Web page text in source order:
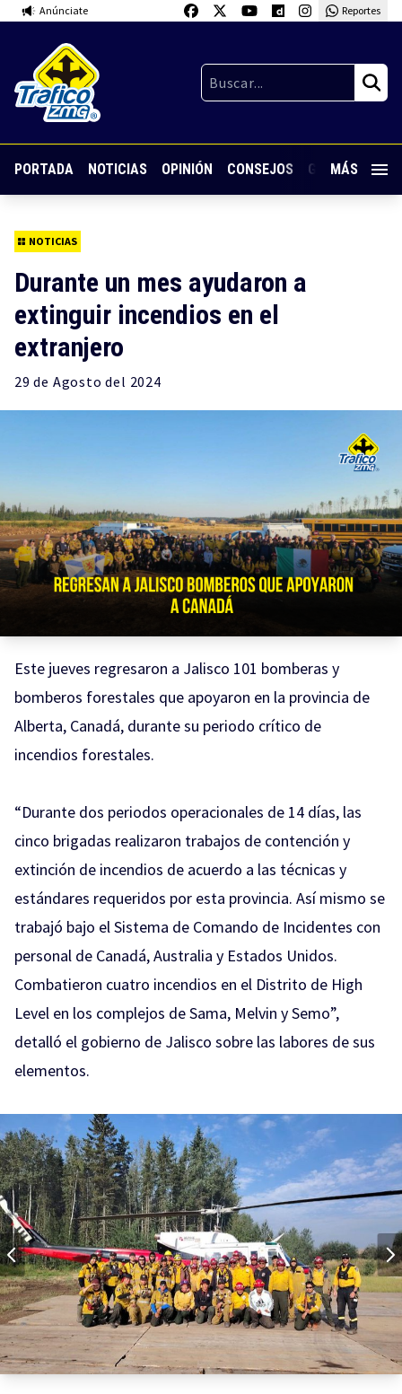
Anúnciate Reportes
PORTADA NOTICIAS OPINIÓN CONSEJOS GUARDIA
MÁS
NOTICIAS
Durante un mes ayudaron a
extinguir incendios en el
extranjero
29 de Agosto del 2024
Este jueves regresaron a Jalisco 101 bomberas y
bomberos forestales que apoyaron en la provincia de
Alberta, Canadá, durante su periodo crítico de
incendios forestales.
“Durante dos periodos operacionales de 14 días, las
cinco brigadas realizaron trabajos de contención y
extinción de incendios de acuerdo a las técnicas y
estándares requeridos por esta provincia. Así mismo se
trabajó bajo el Sistema de Comando de Incidentes con
personal de Canadá, Australia y Estados Unidos.
Combatieron cuatro incendios en el Distrito de High
Level en los complejos de Sama, Melvin y Semo”,
detalló el gobierno de Jalisco sobre las labores de sus
elementos.